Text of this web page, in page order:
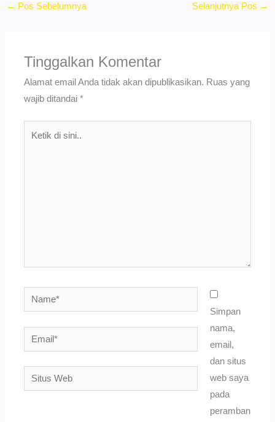
← Pos Sebelumnya Selanjutnya Pos →
Tinggalkan Komentar
Alamat email Anda tidak akan dipublikasikan. Ruas yang
wajib ditandai*
Name*
Email*
Situs
Web
Simpan
nama,
email,
dan situs
web saya
pada
peramban